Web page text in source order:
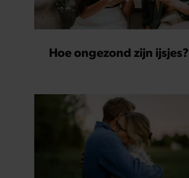
Hoe ongezond zijn ijsjes?